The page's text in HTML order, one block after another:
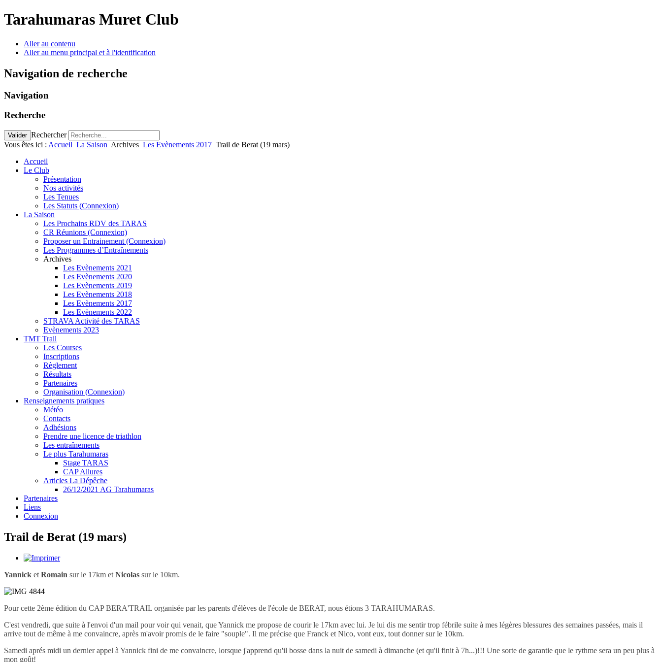
Tarahumaras Muret Club
Aller au contenu
Aller au menu principal et à l'identification
Navigation de recherche
Navigation
Recherche
Valider Rechercher
Vous êtes ici : Accueil La Saison Archives Les Evènements 2017 Trail de Berat (19 mars)
Accueil
Le Club
Présentation
Nos activités
Les Tenues
Les Statuts (Connexion)
La Saison
Les Prochains RDV des TARAS
CR Réunions (Connexion)
Proposer un Entrainement (Connexion)
Les Programmes d’Entraînements
Archives
Les Evènements 2021
Les Evènements 2020
Les Evènements 2019
Les Evènements 2018
Les Evènements 2017
Les Evènements 2022
STRAVA Activité des TARAS
Evènements 2023
TMT Trail
Les Courses
Inscriptions
Règlement
Résultats
Partenaires
Organisation (Connexion)
Renseignements pratiques
Météo
Contacts
Adhésions
Prendre une licence de triathlon
Les entraînements
Le plus Tarahumaras
Stage TARAS
CAP Allures
Articles La Dépêche
26/12/2021 AG Tarahumaras
Partenaires
Liens
Connexion
Trail de Berat (19 mars)
Yannick et Romain sur le 17km et Nicolas sur le 10km.
Pour cette 2ème édition du CAP BERA'TRAIL organisée par les parents d'élèves de l'école de BERAT, nous étions 3 TARAHUMARAS.
C'est vendredi, que suite à l'envoi d'un mail pour voir qui venait, que Yannick me propose de courir le 17km avec lui. Je lui dis me sentir trop fébrile suite à mes légères blessures des semaines passées, mais il
arrive tout de même à me convaincre, après m'avoir promis de le faire "souple". Il me précise que Franck et Nico, vont eux, tout donner sur le 10km.
Samedi aprés midi un dernier appel à Yannick fini de me convaincre, lorsque j'apprend qu'il bosse dans la nuit de samedi à dimanche (et qu'il finit à 7h...)!!! Une sorte de garantie que le rythme sera un peu plus à
mon goût!